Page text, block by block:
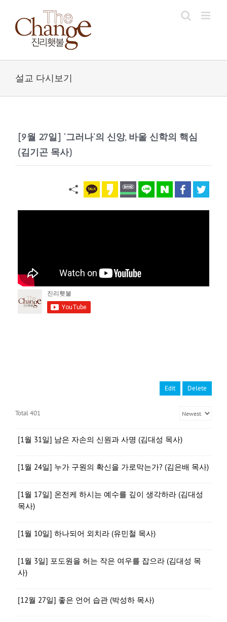
content
설교 다시보기
[9월 27일] '그러나'의 신앙, 바울 신학의 핵심
(김기곤 목사)
Edit Delete
Total 401
[1월 31일] 남은 자손의 신원과 사명 (김대성 목사)
[1월 24일] 누가 구원의 확신을 가로막는가? (김은배 목사)
[1월 17일] 온전케 하시는 예수를 깊이 생각하라 (김대성
목사)
[1월 10일] 하나되어 외치라 (유민철 목사)
[1월 3일] 포도원을 허는 작은 여우를 잡으라 (김대성 목
사)
[12월 27일] 좋은 언어 습관 (박성하 목사)